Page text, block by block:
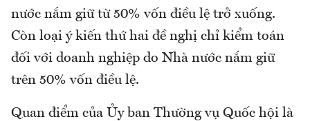
nước nắm giữ từ 50% vốn điều lệ trở xuống.
Còn loại ý kiến thứ hai đề nghị chỉ kiểm toán
đối với doanh nghiệp do Nhà nước nắm giữ
trên 50% vốn điều lệ.
Quan điểm của Ủy ban Thường vụ Quốc hội là